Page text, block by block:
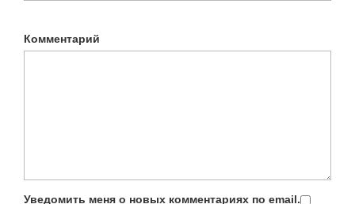
Комментарий
Уведомить меня о новых комментариях по email.